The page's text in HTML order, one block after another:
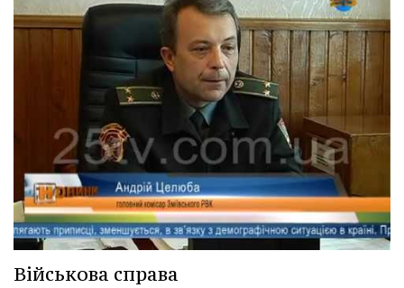
Військова справа